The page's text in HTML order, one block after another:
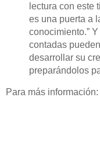
lectura con este
es una puerta a
conocimiento.”
contadas
desarrollar su
preparándolos
Para más información: